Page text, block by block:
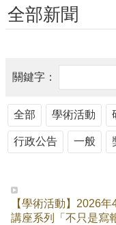
頁
覽
公
事
所
公
事
全部新聞
全部 學術活動
行政公告 一般
【學術活動】2026
講座系列「不只是寫